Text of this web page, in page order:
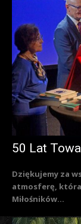
50 Lat
Dziękujemy za
atmosferę, która
Miłośników...